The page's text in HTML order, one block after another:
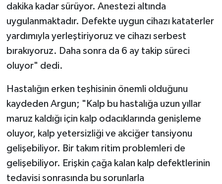
dakika kadar sürüyor. Anestezi altında
uygulanmaktadır. Defekte uygun cihazı kataterler
yardımıyla yerleştiriyoruz ve cihazı serbest
bırakıyoruz. Daha sonra da 6 ay takip süreci
oluyor" dedi.
Hastalığın erken teşhisinin önemli olduğunu
kaydeden Argun; "Kalp bu hastalığa uzun yıllar
maruz kaldığı için kalp odacıklarında genişleme
oluyor, kalp yetersizliği ve akciğer tansiyonu
gelişebiliyor. Bir takım ritim problemleri de
gelişebiliyor. Erişkin çağa kalan kalp defektlerinin
tedavisi sonrasında bu sorunlarla